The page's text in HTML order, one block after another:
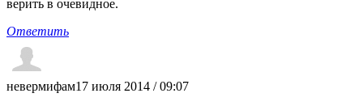
верить в очевидное.
Ответить
невермифам17 июля 2014 / 09:07